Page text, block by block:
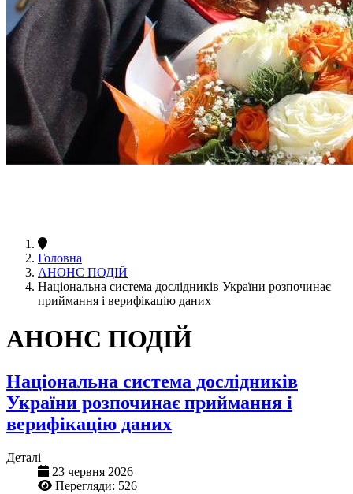
Головна
АНОНС ПОДІЙ
Національна система дослідників України розпочинає
приймання і верифікацію даних
АНОНС ПОДІЙ
Національна система дослідників
України розпочинає приймання і
верифікацію даних
Деталі
23 червня 2026
Перегляди: 526